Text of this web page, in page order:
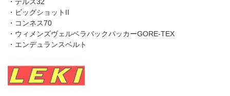
・spike20(スパイク20)
・サミットプロジャケット
・ゼニスジャケット